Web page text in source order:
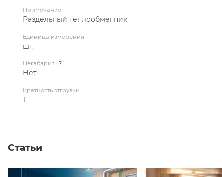
Примечание
Раздельный теплообменник
Единица измерения
шт.
Негабарит ?
Нет
Кратность отгрузки
1
Статьи